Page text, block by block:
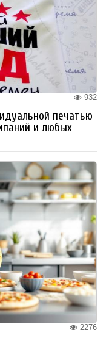
932
печатью
и любых
2276